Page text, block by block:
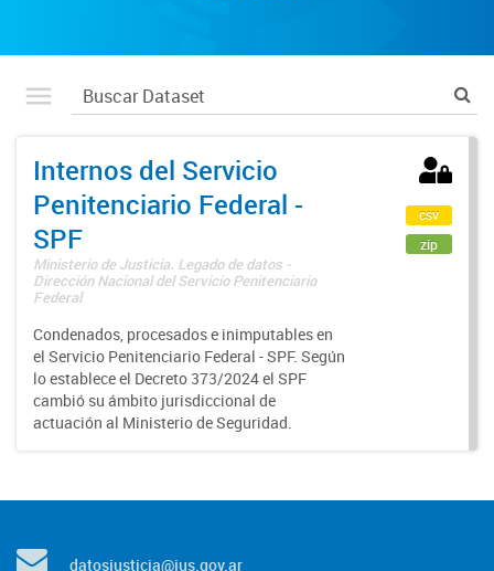
Internos del Servicio
Penitenciario Federal -
SPF
Ministerio de Justicia. Legado de datos -
Dirección Nacional del Servicio Penitenciario
Federal
Condenados, procesados e inimputables en
el Servicio Penitenciario Federal - SPF. Según
lo establece el Decreto 373/2024 el SPF
cambió su ámbito jurisdiccional de
actuación al Ministerio de Seguridad.
csv
zip
datosjusticia@jus.gov.ar